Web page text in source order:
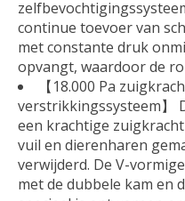
continue toevoer van
met constante druk
opvangt, waardoor de
【18.000 Pa
verstrikkingssysteem】
een krachtige
vuil en dierenharen
verwijderd. De V-
met de dubbele kam en